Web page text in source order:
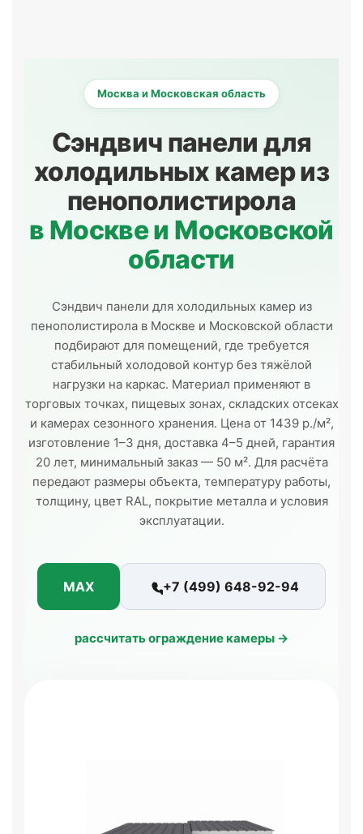
Москва и Московская область
Сэндвич панели для
холодильных камер из
пенополистирола
в Москве и Московской
области
Сэндвич панели для холодильных камер из
пенополистирола в Москве и Московской области
подбирают для помещений, где требуется
стабильный холодовой контур без тяжёлой
нагрузки на каркас. Материал применяют в
торговых точках, пищевых зонах, складских отсеках
и камерах сезонного хранения. Цена от 1439 р./м²,
изготовление 1–3 дня, доставка 4–5 дней, гарантия
20 лет, минимальный заказ — 50 м². Для расчёта
передают размеры объекта, температуру работы,
толщину, цвет RAL, покрытие металла и условия
эксплуатации.
MAX +7 (499) 648-92-94
рассчитать ограждение камеры →